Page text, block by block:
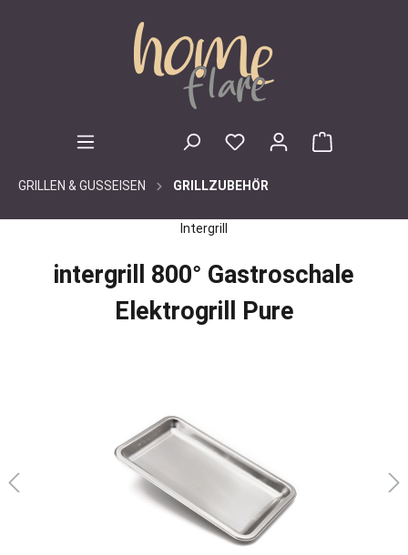
GRILLEN & GUSSEISEN GRILLZUBEHÖR
Intergrill
intergrill 800° Gastroschale
Elektrogrill Pure